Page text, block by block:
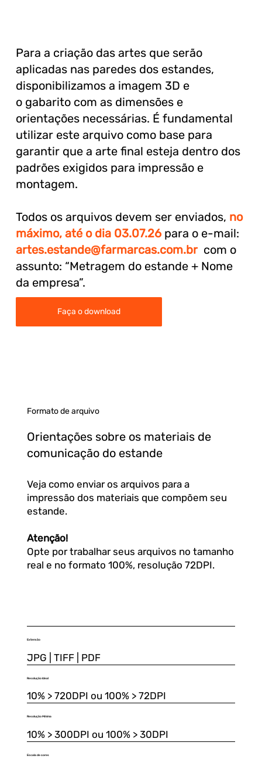
Para a criação das artes que serão
aplicadas nas paredes dos estandes,
disponibilizamos a imagem 3D e
o gabarito com as dimensões e
orientações necessárias. É fundamental
utilizar este arquivo como base para
garantir que a arte final esteja dentro dos
padrões exigidos para impressão e
montagem.
Todos os arquivos devem ser enviados, no
máximo, até o dia 03.07.26 para o e-mail:
artes.estande@farmarcas.com.brcom o
assunto: “Metragem do estande + Nome
da empresa”.
Faça o download
Formato de arquivo
Orientações sobre os materiais de
comunicação do estande
Veja como enviar os arquivos para a
impressão dos materiais que compõem seu
estande.
Atenção!
Opte por trabalhar seus arquivos no tamanho
real e no formato 100%, resolução 72DPI.
Extensão
JPG | TIFF | PDF
Resolução Ideal
10% > 720DPI ou 100% > 72DPI
Resolução Mínima
10% > 300DPI ou 100% > 30DPI
Escala de cores